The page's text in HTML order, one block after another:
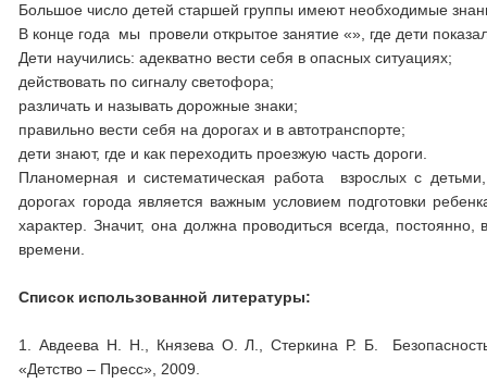
Большое число детей старшей группы имеют необходимые
В конце года мы провели открытое занятие «», где дети
Дети научились: адекватно вести себя в опасных ситуациях;
действовать по сигналу светофора;
различать и называть дорожные знаки;
правильно вести себя на дорогах и в автотранспорте;
дети знают, где и как переходить проезжую часть дороги.
Планомерная и систематическая работа взрослых с
дорогах города является важным условием подготовки
характер. Значит, она должна проводиться всегда,
времени.
Список использованной литературы:
1. Авдеева Н. Н., Князева О. Л., Стеркина Р. Б.
«Детство – Пресс», 2009.